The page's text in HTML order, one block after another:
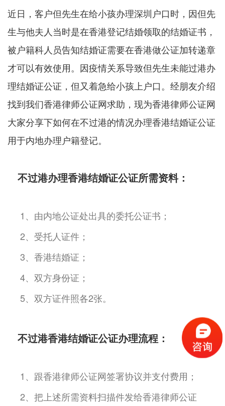
近日，客户但先生在给小孩办理深圳户口时，因但先
生与他夫人当时是在香港登记结婚领取的结婚证书，
被户籍科人员告知结婚证需要在香港做公证加转递章
才可以有效使用。因疫情关系导致但先生未能过港办
理结婚证公证，但又着急给小孩上户口。经朋友介绍
找到我们香港律师公证网求助，现为香港律师公证网
大家分享下如何在不过港的情况办理香港结婚证公证
用于内地办理户籍登记。
不过港办理香港结婚证公证所需资料：
1、由内地公证处出具的委托公证书；
2、受托人证件；
3、香港结婚证；
4、双方身份证；
5、双方证件照各2张。
不过港香港结婚证公证办理流程：
1、跟香港律师公证网签署协议并支付费用；
2、把上述所需资料扫描件发给香港律师公证